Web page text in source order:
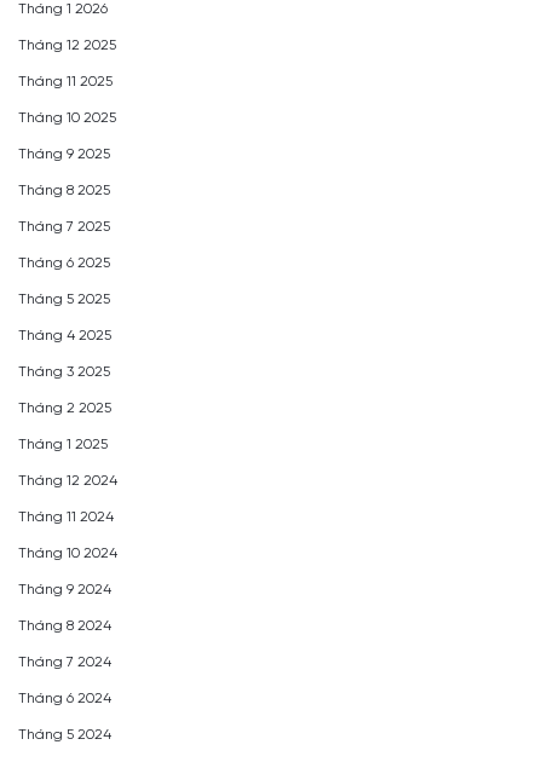
Tháng 1 2026
Tháng 12 2025
Tháng 11 2025
Tháng 10 2025
Tháng 9 2025
Tháng 8 2025
Tháng 7 2025
Tháng 6 2025
Tháng 5 2025
Tháng 4 2025
Tháng 3 2025
Tháng 2 2025
Tháng 1 2025
Tháng 12 2024
Tháng 11 2024
Tháng 10 2024
Tháng 9 2024
Tháng 8 2024
Tháng 7 2024
Tháng 6 2024
Tháng 5 2024